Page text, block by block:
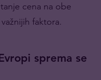
cena na obe
faktora.
sprema se